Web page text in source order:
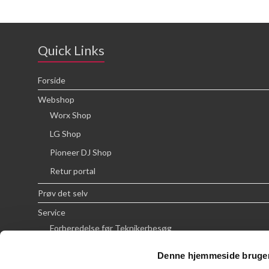
Denne hjemmeside
Quick Links
Forside
Webshop
Worx Shop
LG Shop
Pioneer DJ Shop
Retur portal
Prøv det selv
Service
Forberedelse før Teknikerbesøg